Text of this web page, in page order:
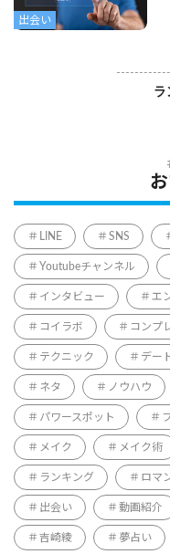
出会い
ラ
LINE SNS
Youtubeチャンネル
インタビュー エ
コイラボ コンプ
テクニック デー
ネタ ノウハウ
パワースポット
メイク メイク術
ランキング ロマ
出会い 動画紹介
吉崎綾 夢占い